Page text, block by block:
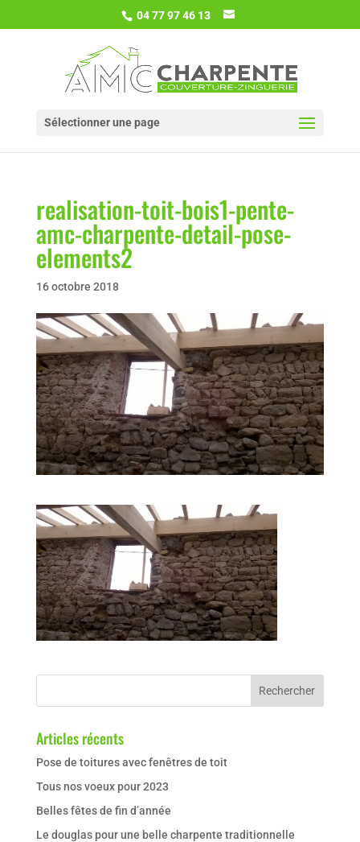
04 77 97 46 13
Sélectionner une page
realisation-toit-bois1-pente-
amc-charpente-detail-pose-
elements2
16 octobre 2018
Articles récents
Pose de toitures avec fenêtres de toit
Tous nos voeux pour 2023
Belles fêtes de fin d’année
Le douglas pour une belle charpente traditionnelle